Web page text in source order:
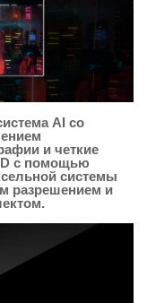
AI со
и четкие
с помощью
системы
разрешением и